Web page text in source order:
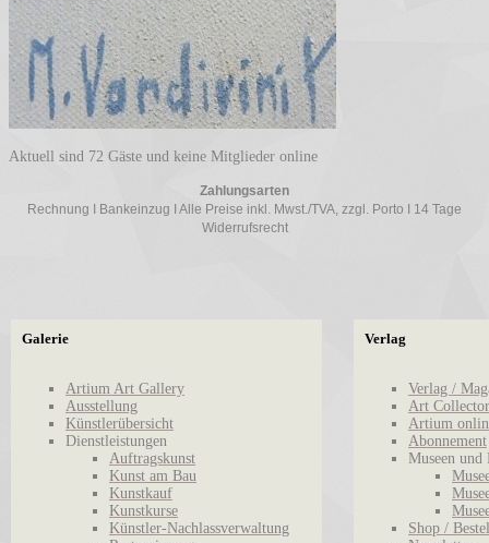
Aktuell sind 72 Gäste und keine Mitglieder online
Zahlungsarten
Rechnung I Bankeinzug I Alle Preise inkl. Mwst./TVA, zzgl. Porto I 14 Tage
Widerrufsrecht
Galerie
Artium Art Gallery
Ausstellung
Künstlerübersicht
Dienstleistungen
Auftragskunst
Kunst am Bau
Kunstkauf
Kunstkurse
Künstler-Nachlassverwaltung
Verlag
Verlag /
Art
Artium
Abonnement
Museen und
Shop /